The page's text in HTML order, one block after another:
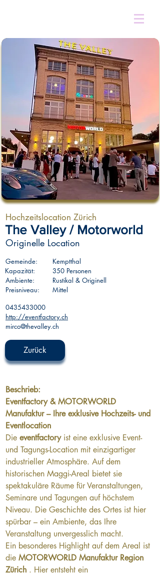
Hochzeitslocation Zürich
The Valley / Motorworld
Originelle Location
Gemeinde:
Kapazität:
Ambiente:
Preisniveau:
Kemptthal
350 Personen
Rustikal & Originell
Mittel
0435433000
http://eventfactory.ch
mirco@thevalley.ch
Zurück
Beschrieb:
Eventfactory & MOTORWORLD
Manufaktur – Ihre exklusive Hochzeits- und
Eventlocation
Die eventfactory ist eine exklusive Event-
und Tagungs-Location mit einzigartiger
industrieller Atmosphäre. Auf dem
historischen Maggi-Areal bietet sie
spektakuläre Räume für Veranstaltungen,
Seminare und Tagungen auf höchstem
Niveau. Die Geschichte des Ortes ist hier
spürbar – ein Ambiente, das Ihre
Veranstaltung unvergesslich macht.
Ein besonderes Highlight auf dem Areal ist
die MOTORWORLD Manufaktur Region
Zürich . Hier entsteht ein